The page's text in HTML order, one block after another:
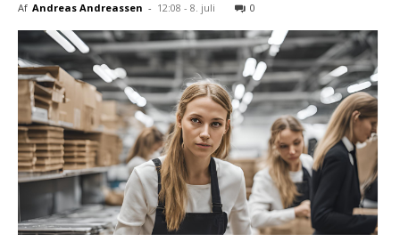
Af Andreas Andreassen - 12:08 - 8. juli 0